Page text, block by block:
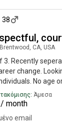
38
Brentwood, CA, USA
3. Recently
change.
No age
Άμεσα
month
email